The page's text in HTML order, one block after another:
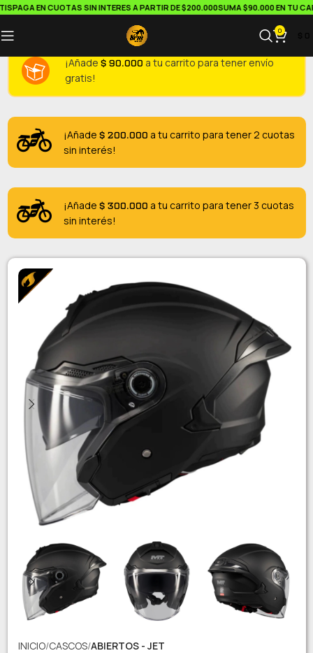
PAGA EN CUOTAS SIN INTERES A PARTIR DE $200.000SUMA $90.000 EN TU
0
¡Añade $90.000 a tu carrito para tener envío
gratis!
¡Añade $200.000 a tu carrito para tener 2 cuotas
sin interés!
¡Añade $300.000 a tu carrito para tener 3 cuotas
sin interés!
INICIO CASCOS ABIERTOS - JET